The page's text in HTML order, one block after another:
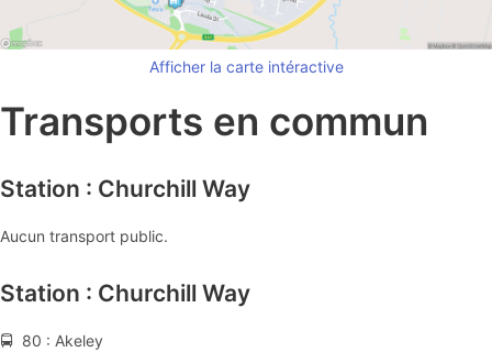
Afficher la carte intéractive
Transports en commun
Station : Churchill Way
Aucun transport public.
Station : Churchill Way
🚍 80 : Akeley